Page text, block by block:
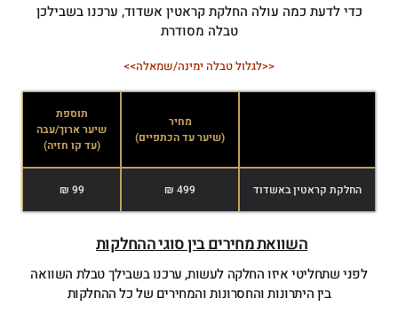
כדי לדעת כמה עולה החלקת קראטין אשדוד, ערכנו בשבילכן
טבלה מסודרת
<<לגלול טבלה ימינה/שמאלה>>
מחיר
(שיער עד הכתפיים)
תוספת
שיער ארוך/עבה
(עד קו חזיה)
החלקת קראטין באשדוד 499 ₪
99 ₪
השוואת מחירים בין סוגי ההחלקות
לפני שתחליטי איזו החלקה לעשות, ערכנו בשבילך טבלת השוואה
בין היתרונות והחסרונות והמחירים של כל ההחלקות